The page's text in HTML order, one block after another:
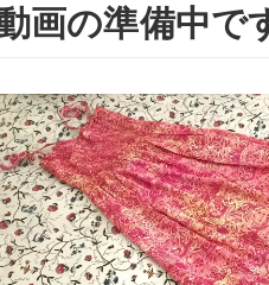
画の準備中で